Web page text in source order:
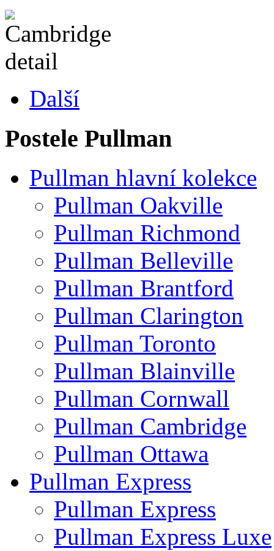
Další
Postele Pullman
Pullman hlavní kolekce
Pullman Oakville
Pullman Richmond
Pullman Belleville
Pullman Brantford
Pullman Clarington
Pullman Toronto
Pullman Blainville
Pullman Cornwall
Pullman Cambridge
Pullman Ottawa
Pullman Express
Pullman Express
Pullman Express Luxe